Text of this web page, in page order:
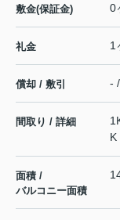
敷金(保証金) 0
礼金 1
償却 / 敷引 -
間取り / 詳細
K
面積 /
バルコニー面積